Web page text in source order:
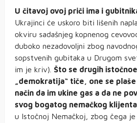
U čitavoj ovoj priči ima i
Ukrajinci će uskoro biti lišenih
okviru sadašnjeg kopnenog
duboko nezadovoljni zbog
sopstvenih gubitaka u Drugom
im je kriv). Što se drugih
„demokratija“ tiče, one se
način da im ukine gas a da ne
svog bogatog nemačkog klijenta
u Istočnoj Nemačkoj, zbog čega